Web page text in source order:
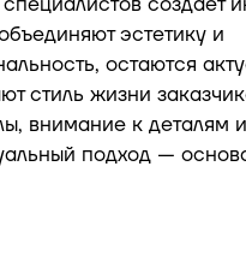
эстетику и
остаются
стиль жизни
внимание к деталям и
подход —